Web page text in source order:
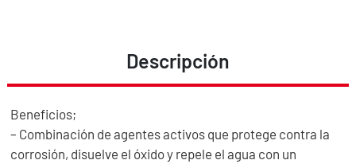
Descripción
Beneficios;
– Combinación de agentes activos que protege contra la
corrosión, disuelve el óxido y repele el agua con un